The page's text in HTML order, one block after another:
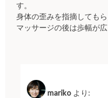
す。
身体の歪みを指摘しても
マッサージの後は歩幅が広
mariko より: